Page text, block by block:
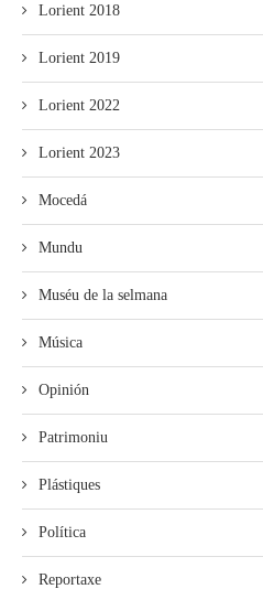
Lorient 2018
Lorient 2019
Lorient 2022
Lorient 2023
Mocedá
Mundu
Muséu de la selmana
Música
Opinión
Patrimoniu
Plástiques
Política
Reportaxe